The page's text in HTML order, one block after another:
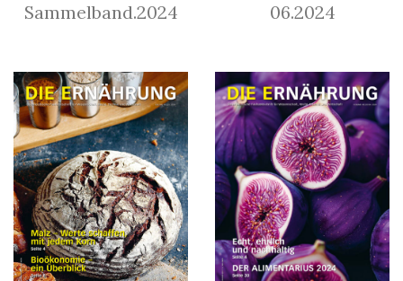
Sammelband.2024 06.2024